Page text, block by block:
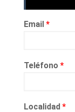
Email*
Teléfono*
Localidad*